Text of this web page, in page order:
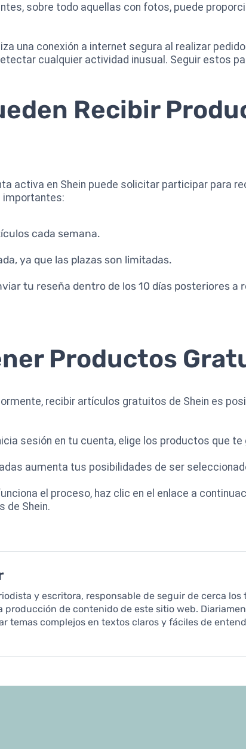
sobre todo aquellas con fotos, puede
una conexión a internet segura al realizar
cualquier actividad inusual. Seguir estos
Recibir
activa en Shein puede solicitar participar para
importantes:
cada semana.
ya que las plazas son limitadas.
tu reseña dentro de los 10 días posteriores a
Productos
recibir artículos gratuitos de Shein es
sesión en tu cuenta, elige los productos que
aumenta tus posibilidades de ser
el proceso, haz clic en el enlace a
de Shein.
y escritora, responsable de seguir de cerca
producción de contenido de este sitio web.
temas complejos en textos claros y fáciles de